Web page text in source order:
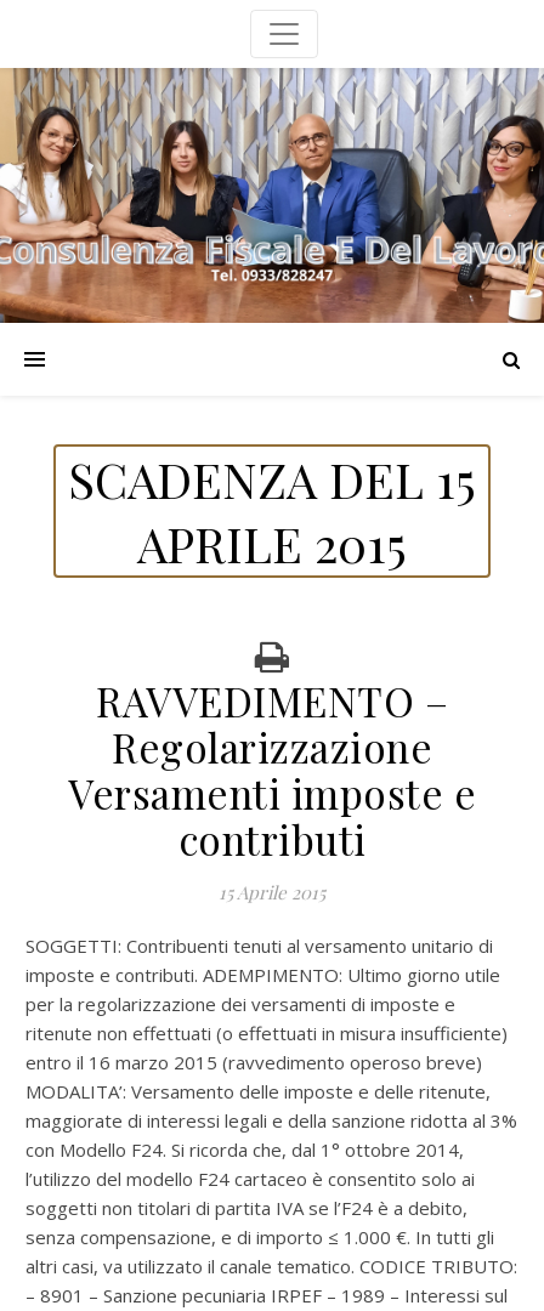
SCADENZA DEL 15
APRILE 2015
RAVVEDIMENTO –
Regolarizzazione
Versamenti imposte e
contributi
15 Aprile 2015
SOGGETTI: Contribuenti tenuti al versamento unitario di
imposte e contributi. ADEMPIMENTO: Ultimo giorno utile
per la regolarizzazione dei versamenti di imposte e
ritenute non effettuati (o effettuati in misura insufficiente)
entro il 16 marzo 2015 (ravvedimento operoso breve)
MODALITA’: Versamento delle imposte e delle ritenute,
maggiorate di interessi legali e della sanzione ridotta al 3%
con Modello F24. Si ricorda che, dal 1° ottobre 2014,
l’utilizzo del modello F24 cartaceo è consentito solo ai
soggetti non titolari di partita IVA se l’F24 è a debito,
senza compensazione, e di importo ≤ 1.000 €. In tutti gli
altri casi, va utilizzato il canale tematico. CODICE TRIBUTO:
– 8901 – Sanzione pecuniaria IRPEF – 1989 – Interessi sul